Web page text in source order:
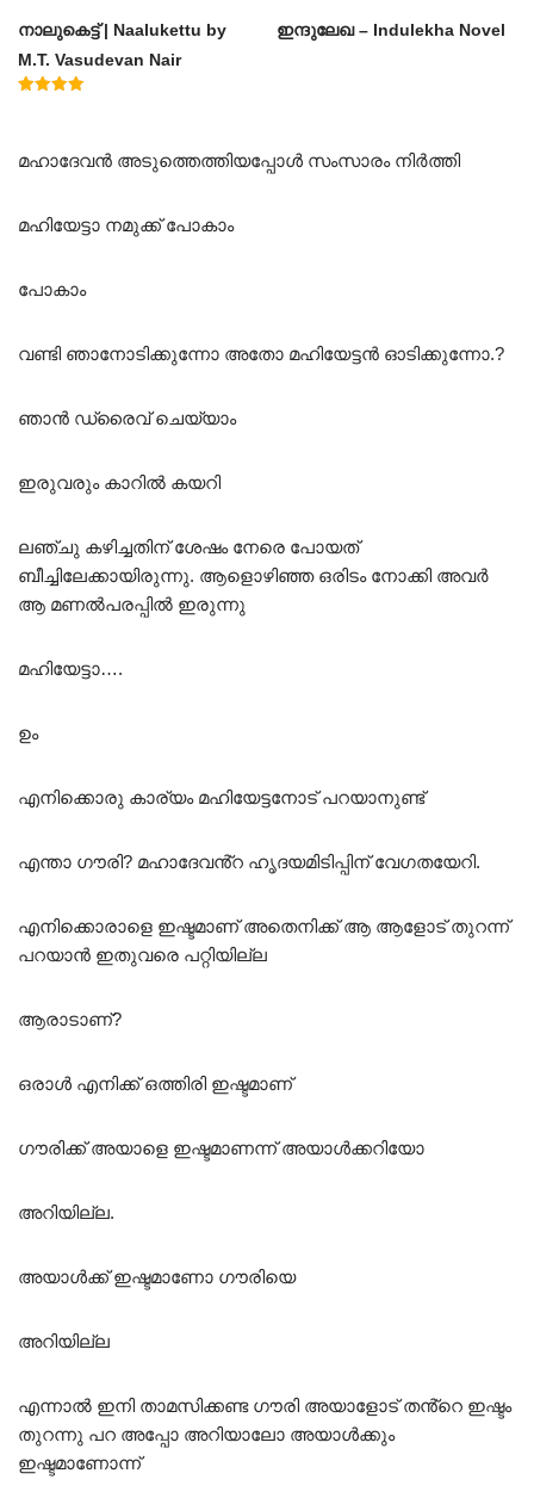
നാലുകെട്ട് | Naalukettu by
M.T. Vasudevan Nair
ഇന്ദുലേഖ – Indulekha Novel
മഹാദേവൻ അടുത്തെത്തിയപ്പോൾ സംസാരം നിർത്തി
മഹിയേട്ടാ നമുക്ക് പോകാം
പോകാം
വണ്ടി ഞാനോടിക്കുന്നോ അതോ മഹിയേട്ടൻ ഓടിക്കുന്നോ.?
ഞാൻ ഡ്രൈവ് ചെയ്യാം
ഇരുവരും കാറിൽ കയറി
ലഞ്ചു കഴിച്ചതിന് ശേഷം നേരെ പോയത്
ബീച്ചിലേക്കായിരുന്നു. ആളൊഴിഞ്ഞ ഒരിടം നോക്കി അവർ
ആ മണൽപരപ്പിൽ ഇരുന്നു
മഹിയേട്ടാ….
ഉം
എനിക്കൊരു കാര്യം മഹിയേട്ടനോട് പറയാനുണ്ട്
എന്താ ഗൗരി? മഹാദേവൻ്റ ഹൃദയമിടിപ്പിന് വേഗതയേറി.
എനിക്കൊരാളെ ഇഷ്ടമാണ് അതെനിക്ക് ആ ആളോട് തുറന്ന്
പറയാൻ ഇതുവരെ പറ്റിയില്ല
ആരാടാണ്?
ഒരാൾ എനിക്ക് ഒത്തിരി ഇഷ്ടമാണ്
ഗൗരിക്ക് അയാളെ ഇഷ്ടമാണന്ന് അയാൾക്കറിയോ
അറിയില്ല.
അയാൾക്ക് ഇഷ്ടമാണോ ഗൗരിയെ
അറിയില്ല
എന്നാൽ ഇനി താമസിക്കണ്ട ഗൗരി അയാളോട് തൻ്റെ ഇഷ്ടം
തുറന്നു പറ അപ്പോ അറിയാലോ അയാൾക്കും
ഇഷ്ടമാണോന്ന്